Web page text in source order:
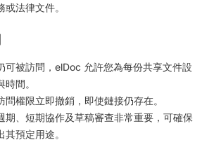
法律文件。
可被訪問，elDoc 允許您為每份共享文件設
間。
問權限立即撤銷，即使鏈接仍存在。
期、短期協作及草稿審查非常重要，可確保
預定用途。